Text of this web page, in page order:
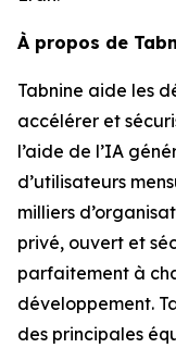
À propos de
Tabnine aide les
accélérer et
l’aide de l’IA
d’utilisateurs
milliers
privé, ouvert et
parfaitement à
développement.
des principales